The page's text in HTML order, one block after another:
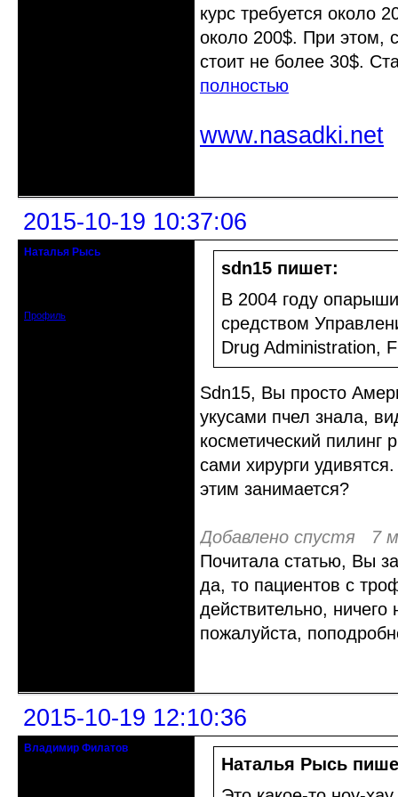
курс требуется около
около 200$. При этом,
стоит не более 30$.
полностью
www.nasadki.net
2015-10-19 10:37:06
Наталья Рысь
Профиль
sdn15 пишет:
В 2004 году
средством
Drug Administration,
Sdn15, Вы просто
укусами пчел знала,
косметический
сами хирурги
этим занимается?
Добавлено спустя 7
Почитала статью, Вы
да, то пациентов с
действительно,
пожалуйста,
2015-10-19 12:10:36
Владимир Филатов
Наталья Рысь